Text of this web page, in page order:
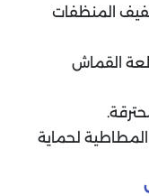
المنظفات
القماش
لحماية